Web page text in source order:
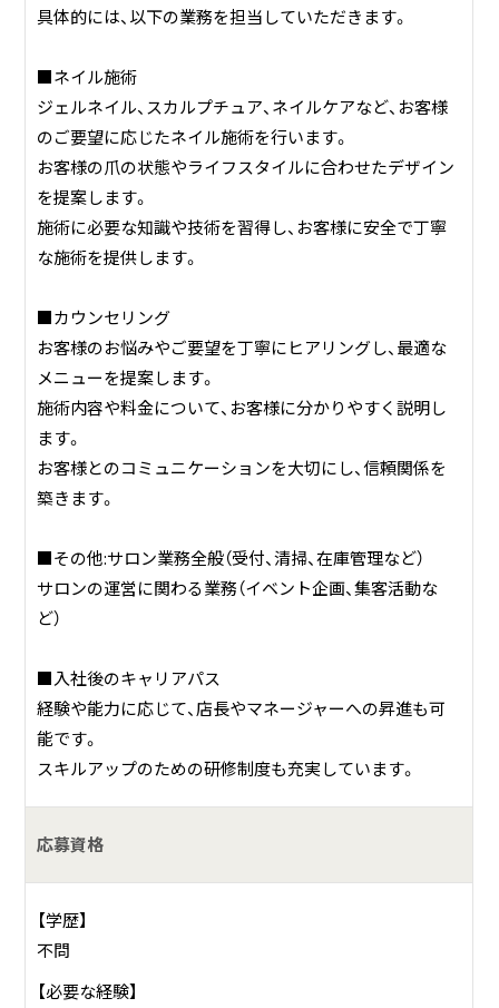
具体的には、以下の業務を担当していただきます。
■ネイル施術
ジェルネイル、スカルプチュア、ネイルケアなど、お客様
のご要望に応じたネイル施術を行います。
お客様の爪の状態やライフスタイルに合わせたデザイン
を提案します。
施術に必要な知識や技術を習得し、お客様に安全で丁寧
な施術を提供します。
■カウンセリング
お客様のお悩みやご要望を丁寧にヒアリングし、最適な
メニューを提案します。
施術内容や料金について、お客様に分かりやすく説明し
ます。
お客様とのコミュニケーションを大切にし、信頼関係を
築きます。
■その他:サロン業務全般（受付、清掃、在庫管理など）
サロンの運営に関わる業務（イベント企画、集客活動な
ど）
■入社後のキャリアパス
経験や能力に応じて、店長やマネージャーへの昇進も可
能です。
スキルアップのための研修制度も充実しています。
応募資格
【学歴】
不問
【必要な経験】